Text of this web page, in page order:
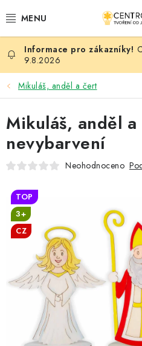
na
SEZÓNNÍ TVOŘENÍ
DŘEVĚNÉ VÝROBKY
MEDAILE
PLACKY A MAGNETKY
KVĚTINY A LISTY
SVATBA
NOVINKY
TIPY NA TVOŘENÍ
Dopravné Kontaktujte nás
O
9.8.2026
Mikuláš, anděl a čert
Mikuláš, anděl a
nevybarvení
Neohodnoceno
TOP
3+
CZ